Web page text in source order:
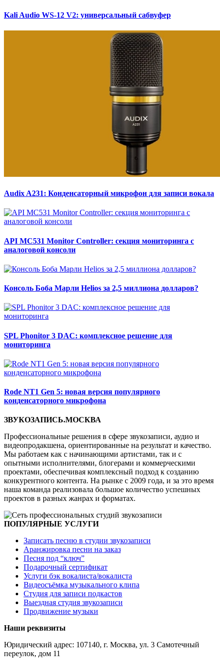
Kali Audio WS-12 V2: универсальный сабвуфер
Audix A231: Конденсаторный микрофон для записи вокала
API MC531 Monitor Controller: секция мониторинга с
аналоговой консоли
Консоль Боба Марли Helios за 2,5 миллиона долларов?
SPL Phonitor 3 DAC: комплексное решение для
мониторинга
Rode NT1 Gen 5: новая версия популярного
конденсаторного микрофона
ЗВУКОЗАПИСЬ.МОСКВА
Профессиональные решения в сфере звукозаписи, аудио и
видеопродакшена, ориентированные на результат и качество.
Мы работаем как с начинающими артистами, так и с
опытными исполнителями, блогерами и коммерческими
проектами, обеспечивая комплексный подход к созданию
конкурентного контента. На рынке с 2009 года, и за это время
наша команда реализовала большое количество успешных
проектов в разных жанрах и форматах.
ПОПУЛЯРНЫЕ УСЛУГИ
Записать песню в студии звукозаписи
Аранжировка песни на заказ
Песня под “ключ”
Подарочный сертификат
Услуги бэк вокалиста/вокалиста
Видеосъёмка музыкального клипа
Студия для записи подкастов
Выездная студия звукозаписи
Продвижение музыки
Наши реквизиты
Юридический адрес: 107140, г. Москва, ул. 3 Самотечный
переулок, дом 11